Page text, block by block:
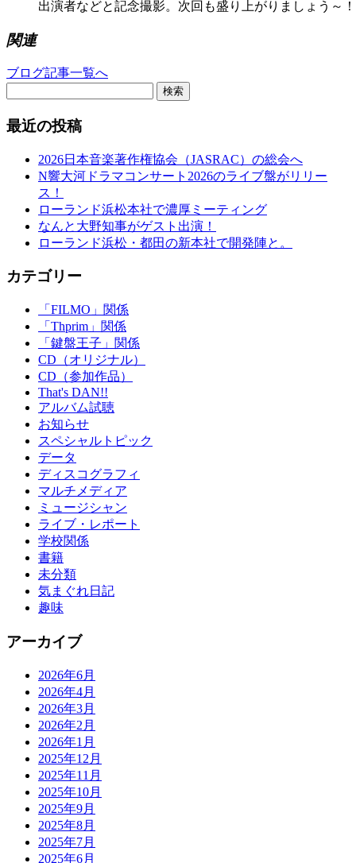
出演者などと記念撮影。次回も盛り上がりましょう～！
関連
ブログ記事一覧へ
検索
最近の投稿
2026日本音楽著作権協会（JASRAC）の総会へ
N響大河ドラマコンサート2026のライブ盤がリリー
ス！
ローランド浜松本社で濃厚ミーティング
なんと大野知事がゲスト出演！
ローランド浜松・都田の新本社で開発陣と。
カテゴリー
「FILMO」関係
「Thprim」関係
「鍵盤王子」関係
CD（オリジナル）
CD（参加作品）
That's DAN!!
アルバム試聴
お知らせ
スペシャルトピック
データ
ディスコグラフィ
マルチメディア
ミュージシャン
ライブ・レポート
学校関係
書籍
未分類
気まぐれ日記
趣味
アーカイブ
2026年6月
2026年4月
2026年3月
2026年2月
2026年1月
2025年12月
2025年11月
2025年10月
2025年9月
2025年8月
2025年7月
2025年6月